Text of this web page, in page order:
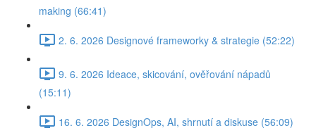
making (66:41)
2. 6. 2026 Designové frameworky & strategie (52:22)
9. 6. 2026 Ideace, skicování, ověřování nápadů
(15:11)
16. 6. 2026 DesignOps, AI, shrnutí a diskuse (56:09)